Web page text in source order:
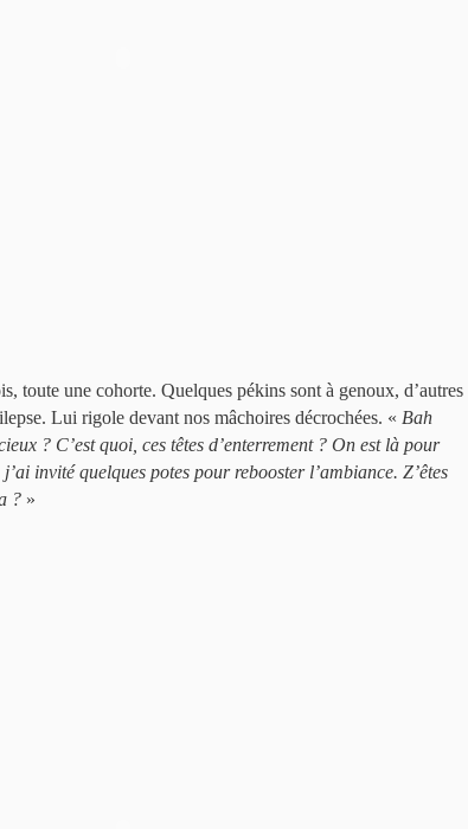
toute une cohorte. Quelques pékins sont à genoux, d’autres
Lui rigole devant nos mâchoires décrochées. « Bah
? C’est quoi, ces têtes d’enterrement ? On est là pour
invité quelques potes pour rebooster l’ambiance. Z’êtes
? »